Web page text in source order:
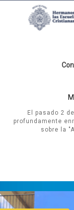
El pasado 2
profundamente
sobre la